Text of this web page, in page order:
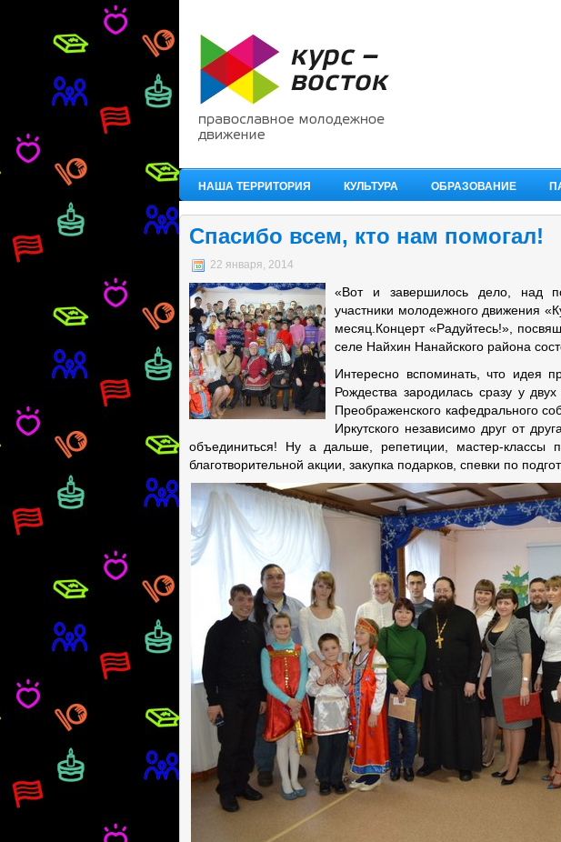
НАША ТЕРРИТОРИЯ КУЛЬТУРА ОБРАЗОВАНИЕ
Спасибо всем, кто нам помогал!
22 января, 2014
«Вот и завершилось дело, над
участники молодежного движения
месяц.Концерт «Радуйтесь!»,
селе Найхин Нанайского района
Интересно вспоминать, что идея
Рождества зародилась сразу у
Преображенского кафедрального
Иркутского независимо друг от
объединиться! Ну а дальше, репетиции, мастер-классы
благотворительной акции, закупка подарков, спевки по